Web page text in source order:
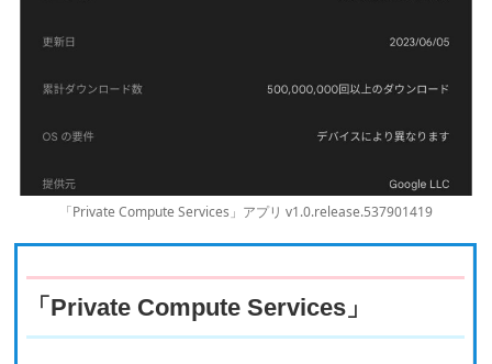
「Private Compute Services」アプリ v1.0.release.537901419
「Private Compute Services」